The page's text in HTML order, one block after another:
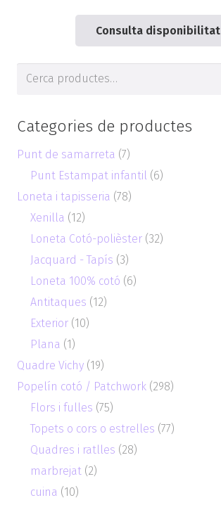
Consulta disponibilitat
Cerca
Categories de productes
Punt de samarreta (7)
Punt Estampat infantil (6)
Loneta i tapisseria (78)
Xenilla (12)
Loneta Cotó-polièster (32)
Jacquard - Tapís (3)
Loneta 100% cotó (6)
Antitaques (12)
Exterior (10)
Plana (1)
Quadre Vichy (19)
Popelín cotó / Patchwork (298)
Flors i fulles (75)
Topets o cors o estrelles (77)
Quadres i ratlles (28)
marbrejat (2)
cuina (10)